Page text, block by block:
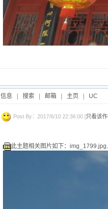
信息 搜索 邮箱 主页 UC
Post By：2017/6/10 22:36:00 [只看该
此主题相关图片如下：